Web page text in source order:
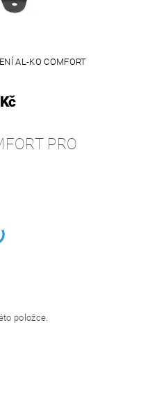
AL-KO COMFORT
PRO
položce.